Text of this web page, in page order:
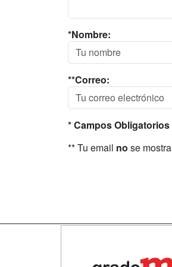
*Nombre:
**Correo:
* Campos Obligatorios
** Tu email no se